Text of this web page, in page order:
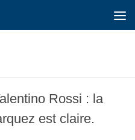
Rossi : la
est claire.